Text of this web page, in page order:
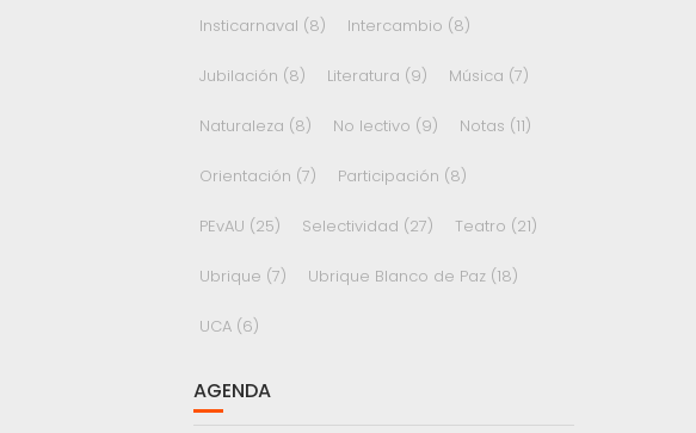
Insticarnaval (8) Intercambio (8)
Jubilación (8) Literatura (9) Música (7)
Naturaleza (8) No lectivo (9) Notas (11)
Orientación (7) Participación (8)
PEvAU (25) Selectividad (27) Teatro (21)
Ubrique (7) Ubrique Blanco de Paz(18)
UCA(6)
AGENDA